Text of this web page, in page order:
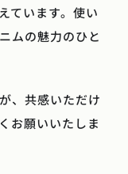
ています。使い
ムの魅力のひと
、共感いただけ
お願いいたしま